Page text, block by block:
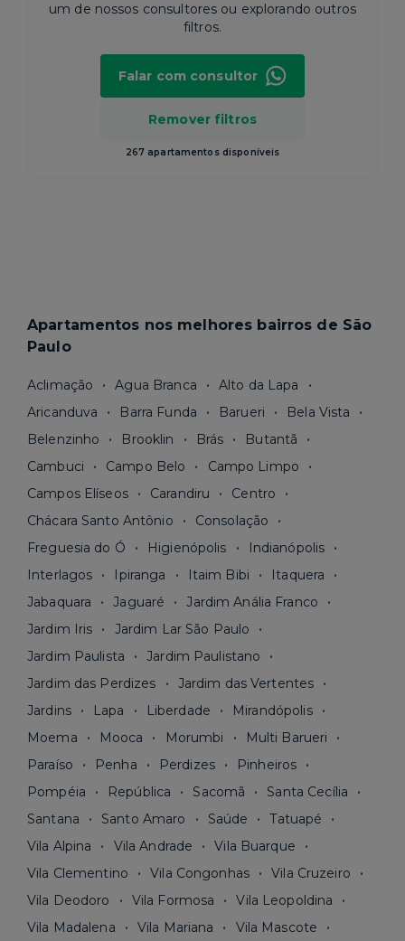
um de nossos consultores ou explorando outros
filtros.
Remover filtros
267 apartamentos disponíveis
Falar com consultor
Apartamentos nos melhores bairros de São
Paulo
Aclimação Agua Branca
Alto da Lapa
Aricanduva
Barra Funda Barueri
Bela Vista
Belenzinho
Brooklin Brás
Butantã
Cambuci
Campo Belo
Campo Limpo
Campos Elíseos
Carandiru
Centro
Chácara Santo Antônio
Consolação
Freguesia do Ó
Higienópolis
Indianópolis
Interlagos
Ipiranga Itaim Bibi
Itaquera
Jabaquara
Jaguaré
Jardim Anália Franco
Jardim Iris
Jardim Lar São Paulo
Jardim Paulista
Jardim Paulistano
Jardim das Perdizes
Jardim das Vertentes
Jardins
Lapa Liberdade
Mirandópolis
Moema
Mooca Morumbi
Multi Barueri
Paraíso
Penha Perdizes
Pinheiros
Pompéia
República Sacomã
Santa Cecília
Santana
Santo Amaro Saúde
Tatuapé
Vila Alpina
Vila Andrade
Vila Buarque
Vila Clementino
Vila Congonhas
Vila Cruzeiro
Vila Deodoro
Vila Formosa
Vila Leopoldina
Vila Madalena
Vila Mariana
Vila Mascote